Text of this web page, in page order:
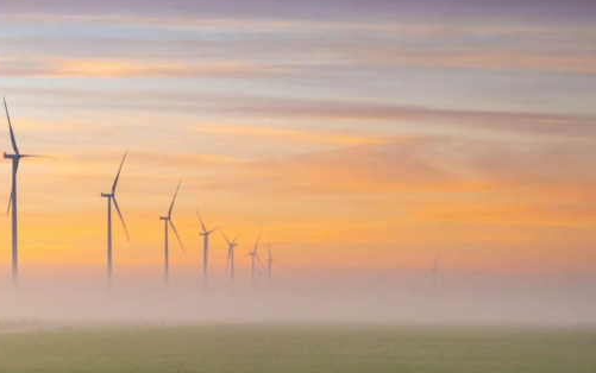
Polski